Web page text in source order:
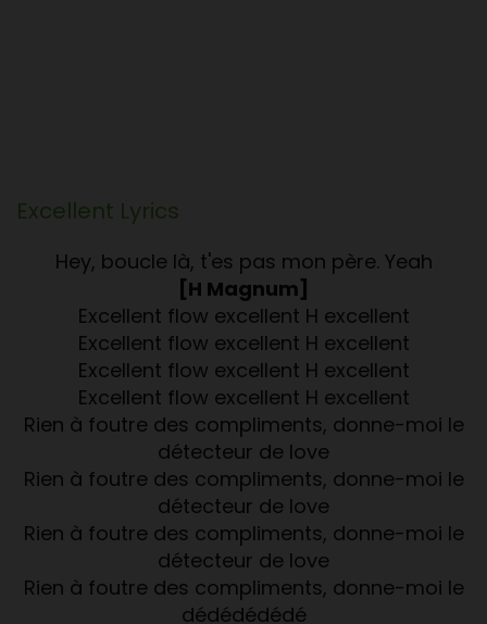
Excellent Lyrics
Hey, boucle là, t'es pas mon père. Yeah
[H Magnum]
Excellent flow excellent H excellent
Excellent flow excellent H excellent
Excellent flow excellent H excellent
Excellent flow excellent H excellent
Rien à foutre des compliments, donne-moi le
détecteur de love
Rien à foutre des compliments, donne-moi le
détecteur de love
Rien à foutre des compliments, donne-moi le
détecteur de love
Rien à foutre des compliments, donne-moi le
dédédédédé